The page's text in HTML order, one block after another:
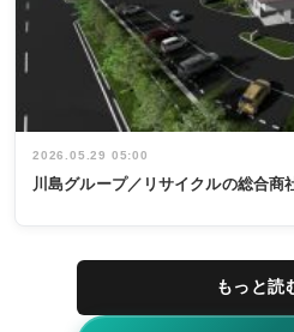
2026.05.29 05:00
川島グループ／リサイクルの総合商
もっと読